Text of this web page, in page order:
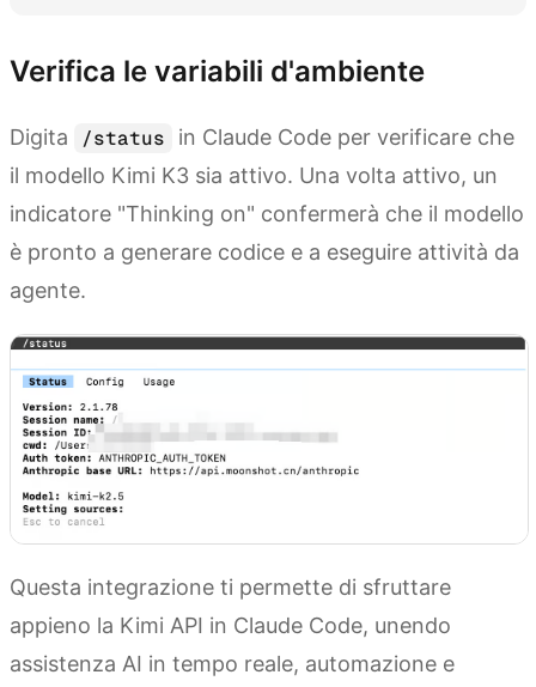
Verifica le variabili d'ambiente
Digita /status
in Claude Code per verificare che
il modello Kimi K3 sia attivo. Una volta attivo, un
indicatore "Thinking on" confermerà che il modello
è pronto a generare codice e a eseguire attività da
agente.
Questa integrazione ti permette di sfruttare
appieno la Kimi API in Claude Code, unendo
assistenza AI in tempo reale, automazione e